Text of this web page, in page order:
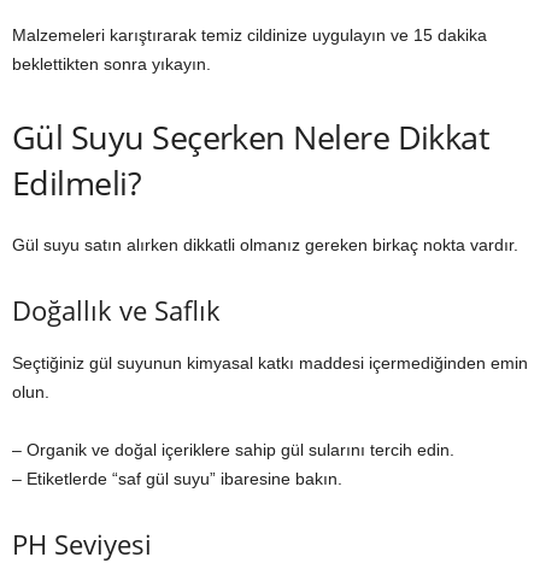
Malzemeleri karıştırarak temiz cildinize uygulayın ve 15 dakika
beklettikten sonra yıkayın.
Gül Suyu Seçerken Nelere Dikkat
Edilmeli?
Gül suyu satın alırken dikkatli olmanız gereken birkaç nokta vardır.
Doğallık ve Saflık
Seçtiğiniz gül suyunun kimyasal katkı maddesi içermediğinden emin
olun.
– Organik ve doğal içeriklere sahip gül sularını tercih edin.
– Etiketlerde “saf gül suyu” ibaresine bakın.
PH Seviyesi